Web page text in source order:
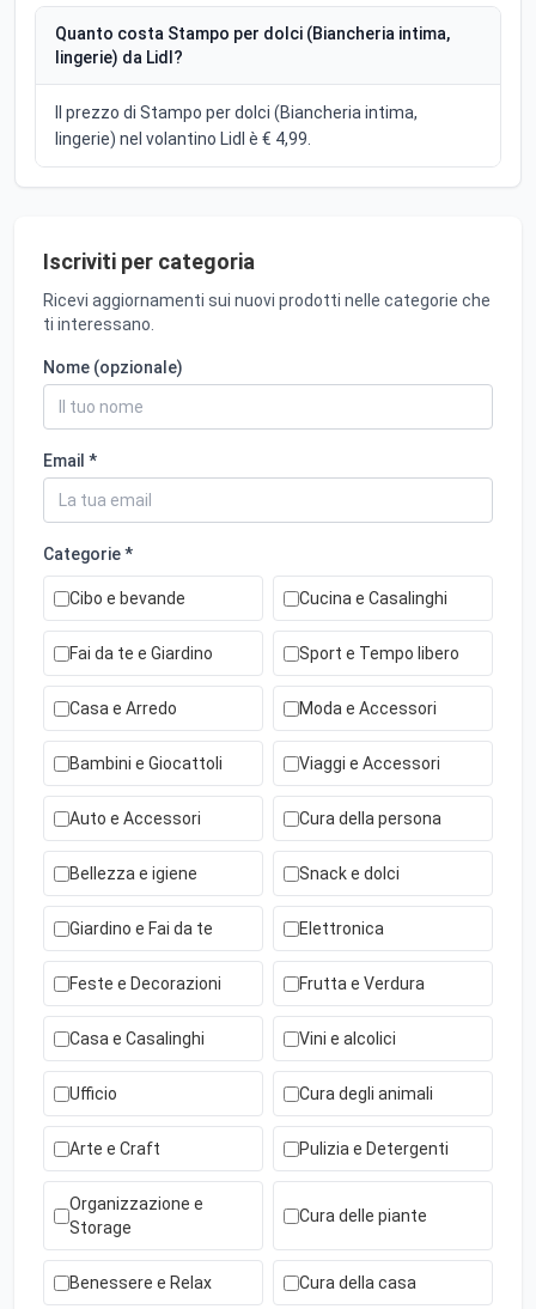
Quanto costa Stampo per dolci (Biancheria intima,
lingerie) da Lidl?
Il prezzo di Stampo per dolci (Biancheria intima,
lingerie) nel volantino Lidl è € 4,99.
Iscriviti per categoria
Ricevi aggiornamenti sui nuovi prodotti nelle categorie che
ti interessano.
Nome (opzionale)
Email *
Categorie *
Cibo e bevande Cucina e Casalinghi
Fai da te e Giardino Sport e Tempo libero
Casa e Arredo Moda e Accessori
Bambini e Giocattoli Viaggi e Accessori
Auto e Accessori Cura della persona
Bellezza e igiene Snack e dolci
Giardino e Fai da te Elettronica
Feste e Decorazioni Frutta e Verdura
Casa e Casalinghi Vini e alcolici
Ufficio Cura degli animali
Arte e Craft Pulizia e Detergenti
Organizzazione e
Storage
Cura delle piante
Benessere e Relax Cura della casa